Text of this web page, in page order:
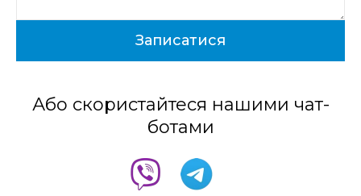
Або скористайтеся нашими чат-
ботами